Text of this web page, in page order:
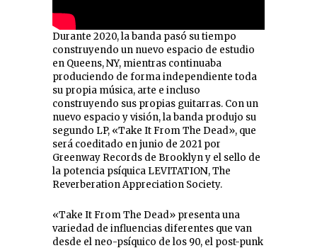
Durante 2020, la banda pasó su tiempo
construyendo un nuevo espacio de estudio
en Queens, NY, mientras continuaba
produciendo de forma independiente toda
su propia música, arte e incluso
construyendo sus propias guitarras. Con un
nuevo espacio y visión, la banda produjo su
segundo LP, «Take It From The Dead», que
será coeditado en junio de 2021 por
Greenway Records de Brooklyn y el sello de
la potencia psíquica LEVITATION, The
Reverberation Appreciation Society.
«Take It From The Dead» presenta una
variedad de influencias diferentes que van
desde el neo-psíquico de los 90, el post-punk